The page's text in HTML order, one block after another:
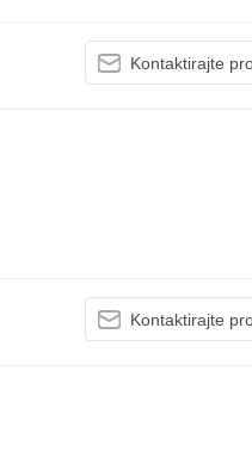
Kontaktirajte
Kontaktirajte